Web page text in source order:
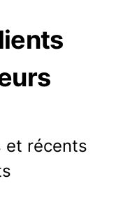
et récents